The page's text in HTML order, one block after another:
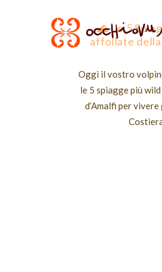
🌊 Le 5
affollate
Oggi il vostro
le 5 spiagge più
d’Amalfi per